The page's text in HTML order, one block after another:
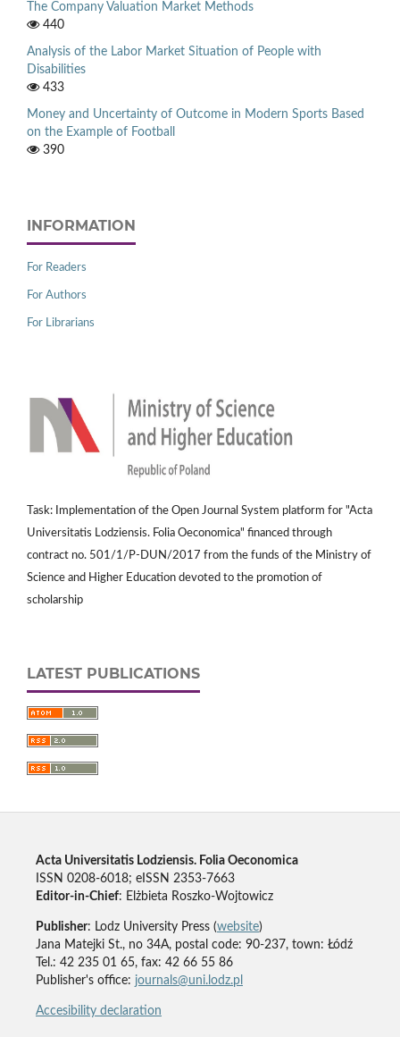
The Company Valuation Market Methods
440
Analysis of the Labor Market Situation of People with
Disabilities
433
Money and Uncertainty of Outcome in Modern Sports Based
on the Example of Football
390
INFORMATION
For Readers
For Authors
For Librarians
Task: Implementation of the Open Journal System platform for "Acta
Universitatis Lodziensis. Folia Oeconomica" financed through
contract no. 501/1/P-DUN/2017 from the funds of the Ministry of
Science and Higher Education devoted to the promotion of
scholarship
LATEST PUBLICATIONS
Acta Universitatis Lodziensis. Folia Oeconomica
ISSN 0208-6018; eISSN 2353-7663
Editor-in-Chief: Elżbieta Roszko-Wojtowicz
Publisher: Lodz University Press (website)
Jana Matejki St., no 34A, postal code: 90-237, town: Łódź
Tel.: 42 235 01 65, fax: 42 66 55 86
Publisher's office: journals@uni.lodz.pl
Accesibility declaration